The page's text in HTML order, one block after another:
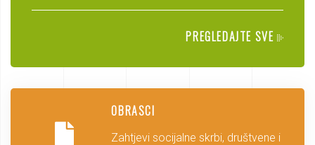
PREGLEDAJTE SVE
OBRASCI
Zahtjevi socijalne skrbi, društvene i